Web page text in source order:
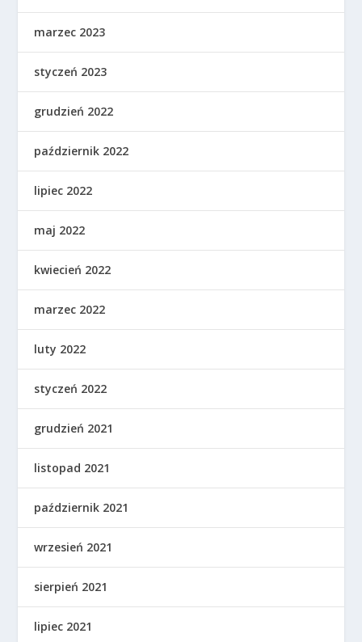
marzec 2023
styczeń 2023
grudzień 2022
październik 2022
lipiec 2022
maj 2022
kwiecień 2022
marzec 2022
luty 2022
styczeń 2022
grudzień 2021
listopad 2021
październik 2021
wrzesień 2021
sierpień 2021
lipiec 2021